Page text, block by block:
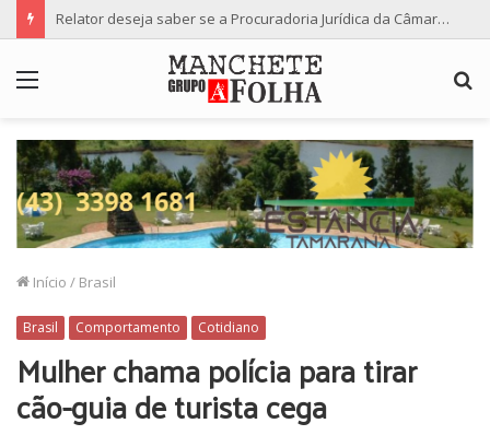
Relator deseja saber se a Procuradoria Jurídica da Câmara de Maringá deu orientação institucional ao denunciante
Início / Brasil
Brasil Comportamento Cotidiano
Mulher chama polícia para tirar
cão-guia de turista cega